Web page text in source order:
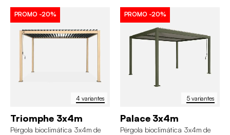
4 variantes
PROMO -20%
Triomphe 3x4m
Pérgola bioclimática 3x4m de
5 variantes
PROMO -20%
Palace 3x4m
Pérgola bioclimática 3x4m de